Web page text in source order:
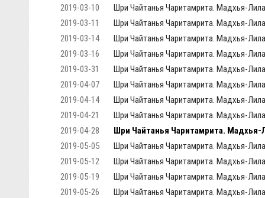
2019-03-10
Шри Чайтанья Чаритамрита. Мадхья-
2019-03-11
Шри Чайтанья Чаритамрита. Мадхья-
2019-03-14
Шри Чайтанья Чаритамрита. Мадхья-
2019-03-16
Шри Чайтанья Чаритамрита. Мадхья-
2019-03-31
Шри Чайтанья Чаритамрита. Мадхья-
2019-04-07
Шри Чайтанья Чаритамрита. Мадхья-
2019-04-14
Шри Чайтанья Чаритамрита. Мадхья-
2019-04-21
Шри Чайтанья Чаритамрита. Мадхья-
2019-04-28
Шри Чайтанья Чаритамрита. Мадхья-
2019-05-05
Шри Чайтанья Чаритамрита. Мадхья-
2019-05-12
Шри Чайтанья Чаритамрита. Мадхья-
2019-05-19
Шри Чайтанья Чаритамрита. Мадхья-
2019-05-26
Шри Чайтанья Чаритамрита. Мадхья-